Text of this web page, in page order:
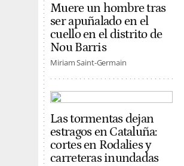
Muere un hombre tras
ser apuñalado en el
cuello en el distrito de
Nou Barris
Miriam Saint-Germain
Las tormentas dejan
estragos en Cataluña:
cortes en Rodalies y
carreteras inundadas